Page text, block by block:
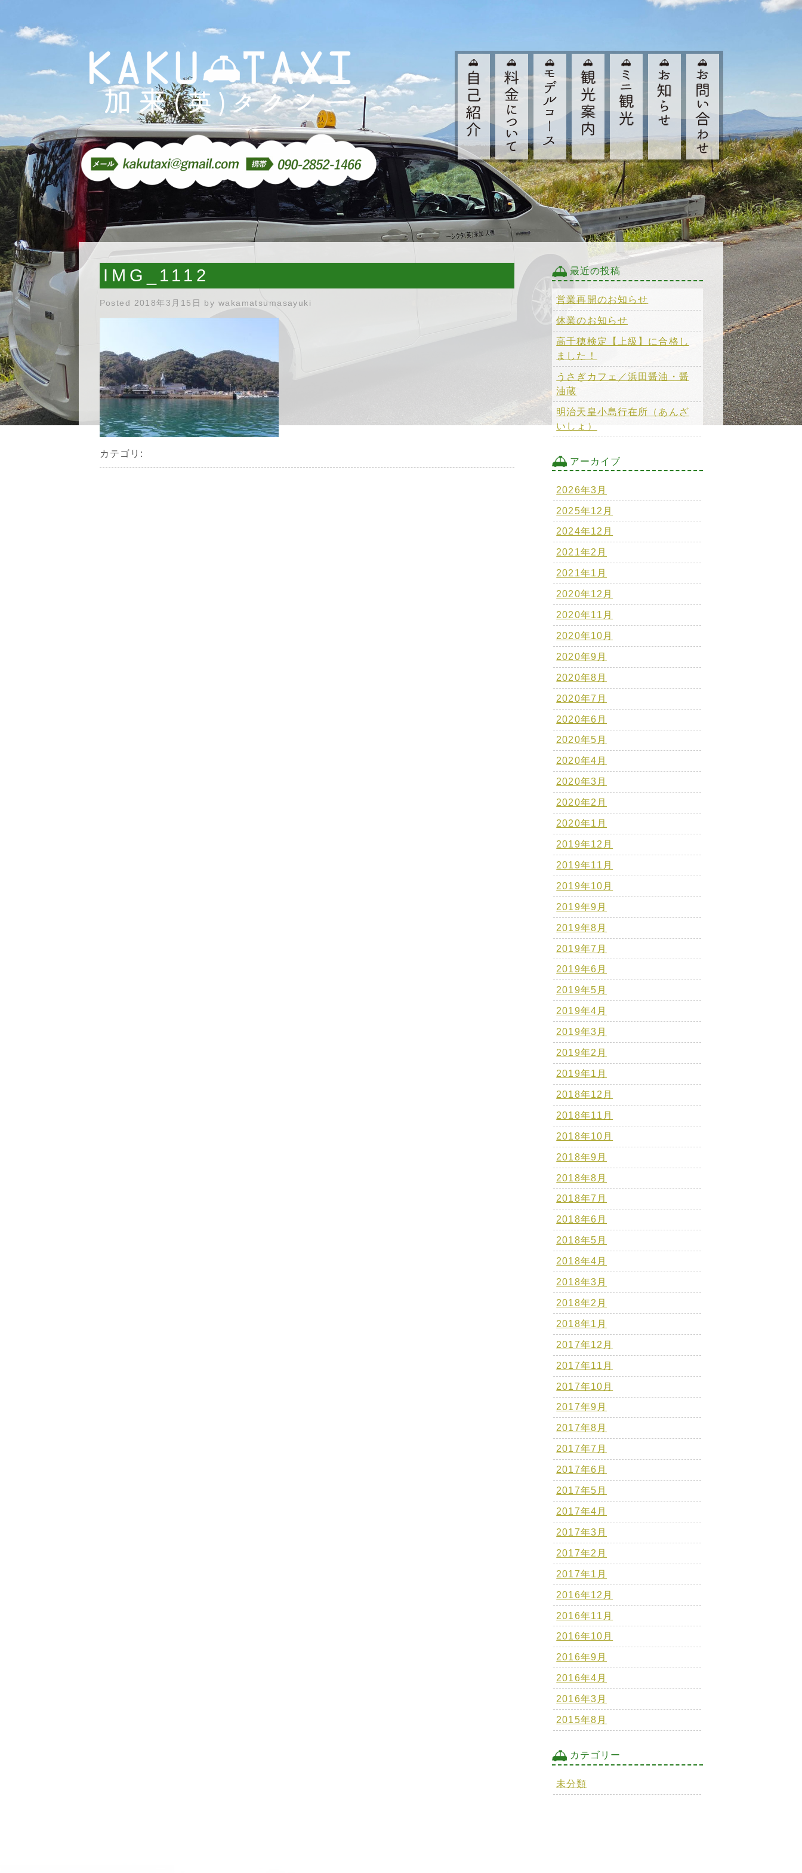
IMG_1112
Posted 2018年3月15日 by wakamatsumasayuki
カテゴリ:
最近の投稿
営業再開のお知らせ
休業のお知らせ
高千穂検定【上級】に合格し
ました！
うさぎカフェ／浜田醤油・醤
油蔵
明治天皇小島行在所（あんざ
いしょ）
アーカイブ
2026年3月
2025年12月
2024年12月
2021年2月
2021年1月
2020年12月
2020年11月
2020年10月
2020年9月
2020年8月
2020年7月
2020年6月
2020年5月
2020年4月
2020年3月
2020年2月
2020年1月
2019年12月
2019年11月
2019年10月
2019年9月
2019年8月
2019年7月
2019年6月
2019年5月
2019年4月
2019年3月
2019年2月
2019年1月
2018年12月
2018年11月
2018年10月
2018年9月
2018年8月
2018年7月
2018年6月
2018年5月
2018年4月
2018年3月
2018年2月
2018年1月
2017年12月
2017年11月
2017年10月
2017年9月
2017年8月
2017年7月
2017年6月
2017年5月
2017年4月
2017年3月
2017年2月
2017年1月
2016年12月
2016年11月
2016年10月
2016年9月
2016年4月
2016年3月
2015年8月
カテゴリー
未分類